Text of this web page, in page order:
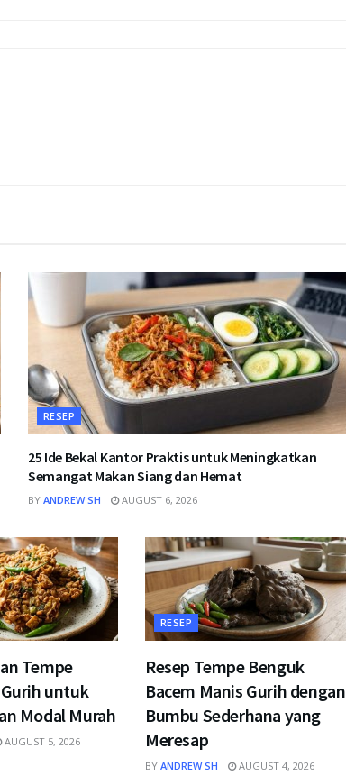
RESEP
25 Ide Bekal Kantor Praktis untuk Meningkatkan
Semangat Makan Siang dan Hemat
BY ANDREW SH AUGUST 6, 2026
Tempe
untuk
Modal Murah
AUGUST 5, 2026
RESEP
Resep Tempe Benguk
Bacem Manis Gurih dengan
Bumbu Sederhana yang
Meresap
BY ANDREW SH AUGUST 4, 2026